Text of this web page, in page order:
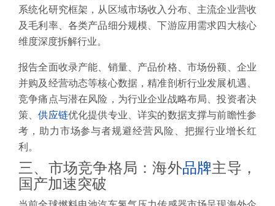
系统化研究框架，从区域市场收入分布、主流企业营收
及毛利率、各类产品细分规模、下游应用需求四大核心
维度深度拆解行业。
报告全面收录产能、销量、产品价格、市场份额、企业
并购及经营动态等核心数据，精准剖析行业发展机遇、
竞争痛点与潜在风险，为行业企业战略布局、投资者决
策、供应链优化提供专业、详实的数据支撑与前瞻性参
考，助力市场参与者规避经营风险、把握行业增长红
利。
三、市场竞争格局：海外品牌主导，
国产加速突破